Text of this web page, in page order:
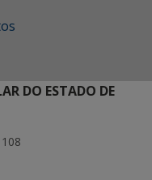
DO ESTADO DE